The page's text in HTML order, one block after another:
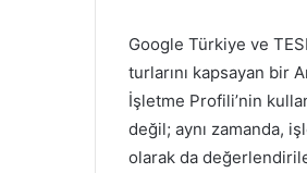
Google Türkiye ve
turlarını kapsayan bir
İşletme Profili’nin
değil; aynı zamanda,
olarak da